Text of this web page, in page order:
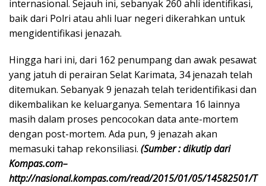
internasional. Sejauh ini, sebanyak 260 ahli identifikasi,
baik dari Polri atau ahli luar negeri dikerahkan untuk
mengidentifikasi jenazah.
Hingga hari ini, dari 162 penumpang dan awak pesawat
yang jatuh di perairan Selat Karimata, 34 jenazah telah
ditemukan. Sebanyak 9 jenazah telah teridentifikasi dan
dikembalikan ke keluarganya. Sementara 16 lainnya
masih dalam proses pencocokan data ante-mortem
dengan post-mortem. Ada pun, 9 jenazah akan
memasuki tahap rekonsiliasi. (Sumber : dikutip dari
Kompas.com–
http://nasional.kompas.com/read/2015/01/05/14582501/T